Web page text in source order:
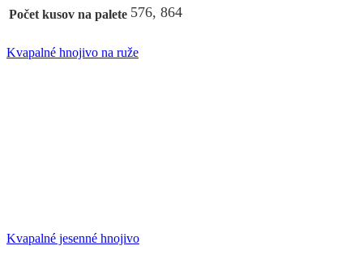
Počet kusov na palete 576, 864
Kvapalné hnojivo na ruže
Kvapalné jesenné hnojivo